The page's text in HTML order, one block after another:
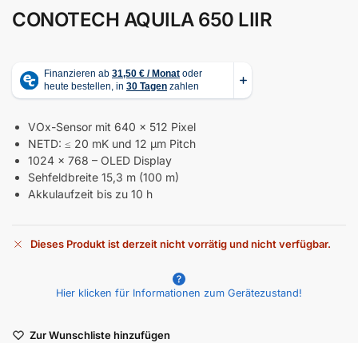
CONOTECH AQUILA 650 LIIR
VOx-Sensor mit 640 × 512 Pixel
NETD: ≤ 20 mK und 12 µm Pitch
1024 × 768 – OLED Display
Sehfeldbreite 15,3 m (100 m)
Akkulaufzeit bis zu 10 h
Dieses Produkt ist derzeit nicht vorrätig und nicht verfügbar.
r
Hier klicken für Informationen zum Gerätezustand!
Zur Wunschliste hinzufügen